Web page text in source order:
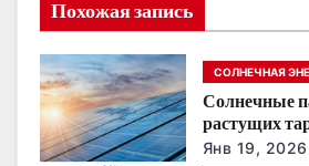
я
п
о
з
Похожая запись
СОЛНЕЧНАЯ
Солнечные
растущих
сохранить
Янв 19, 2026